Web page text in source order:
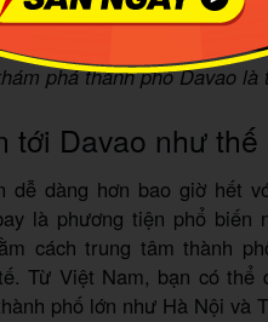
phá thành phố Davao
tới Davao như thế
dễ dàng hơn bao giờ hết
là phương tiện phổ biến
cách trung tâm thành
Từ Việt Nam, bạn có thể
phố lớn như Hà Nội và